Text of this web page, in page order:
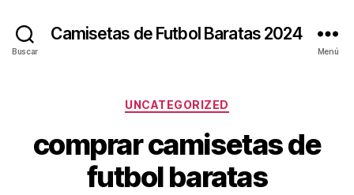
Buscar
Camisetas de Futbol Baratas 2024
Menú
Categorías
UNCATEGORIZED
comprar camisetas de
futbol baratas